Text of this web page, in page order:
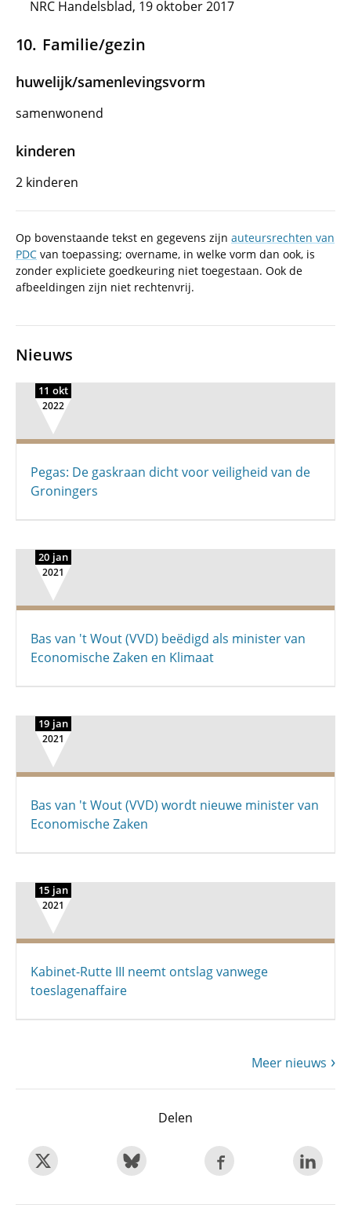
NRC Handelsblad, 19 oktober 2017
Familie/gezin
huwelijk/samenlevingsvorm
samenwonend
kinderen
2 kinderen
Op bovenstaande tekst en gegevens zijn auteursrechten van
PDC van toepassing; overname, in welke vorm dan ook, is
zonder expliciete goedkeuring niet toegestaan. Ook de
afbeeldingen zijn niet rechtenvrij.
Nieuws
11 okt
2022
Pegas: De gaskraan dicht voor veiligheid van de
Groningers
20 jan
2021
Bas van 't Wout (VVD) beëdigd als minister van
Economische Zaken en Klimaat
19 jan
2021
Bas van 't Wout (VVD) wordt nieuwe minister van
Economische Zaken
15 jan
2021
Kabinet-Rutte III neemt ontslag vanwege
toeslagenaffaire
Meer nieuws
Delen